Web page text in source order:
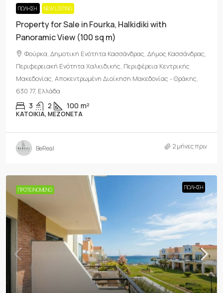
ΠΏΛΗΣΗ NEW LISTING
Property for Sale in Fourka, Halkidiki with
Panoramic View (100 sq m)
Φούρκα, Δημοτική Ενότητα Κασσάνδρας, Δήμος Κασσάνδρας,
Περιφερειακή Ενότητα Χαλκιδικής, Περιφέρεια Κεντρικής
Μακεδονίας, Αποκεντρωμένη Διοίκηση Μακεδονίας - Θράκης,
630 77, Ελλάδα
3 2 100 m²
ΚΑΤΟΙΚΊΑ, ΜΕΖΟΝΈΤΑ
BeReal 2 μήνες πριν
ΠΡΟΤΕΙΝΌΜΕΝΟ ΠΏΛΗΣΗ